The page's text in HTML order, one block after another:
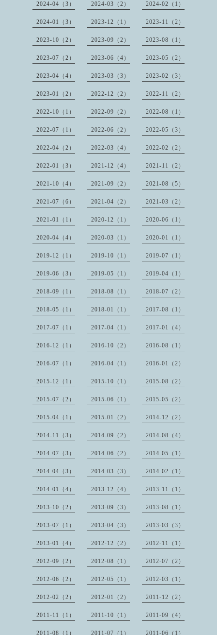
2024-04（3） 2024-03（2） 2024-02（1）
2024-01（3） 2023-12（1） 2023-11（2）
2023-10（2） 2023-09（2） 2023-08（1）
2023-07（2） 2023-06（4） 2023-05（2）
2023-04（4） 2023-03（3） 2023-02（3）
2023-01（2） 2022-12（2） 2022-11（2）
2022-10（1） 2022-09（2） 2022-08（1）
2022-07（1） 2022-06（2） 2022-05（3）
2022-04（2） 2022-03（4） 2022-02（2）
2022-01（3） 2021-12（4） 2021-11（2）
2021-10（4） 2021-09（2） 2021-08（5）
2021-07（6） 2021-04（2） 2021-03（2）
2021-01（1） 2020-12（1） 2020-06（1）
2020-04（4） 2020-03（1） 2020-01（1）
2019-12（1） 2019-10（1） 2019-07（1）
2019-06（3） 2019-05（1） 2019-04（1）
2018-09（1） 2018-08（1） 2018-07（2）
2018-05（1） 2018-01（1） 2017-08（1）
2017-07（1） 2017-04（1） 2017-01（4）
2016-12（1） 2016-10（2） 2016-08（1）
2016-07（1） 2016-04（1） 2016-01（2）
2015-12（1） 2015-10（1） 2015-08（2）
2015-07（2） 2015-06（1） 2015-05（2）
2015-04（1） 2015-01（2） 2014-12（2）
2014-11（3） 2014-09（2） 2014-08（4）
2014-07（3） 2014-06（2） 2014-05（1）
2014-04（3） 2014-03（3） 2014-02（1）
2014-01（4） 2013-12（4） 2013-11（1）
2013-10（2） 2013-09（3） 2013-08（1）
2013-07（1） 2013-04（3） 2013-03（3）
2013-01（4） 2012-12（2） 2012-11（1）
2012-09（2） 2012-08（1） 2012-07（2）
2012-06（2） 2012-05（1） 2012-03（1）
2012-02（2） 2012-01（2） 2011-12（2）
2011-11（1） 2011-10（1） 2011-09（4）
2011-08（1） 2011-07（1） 2011-06（1）